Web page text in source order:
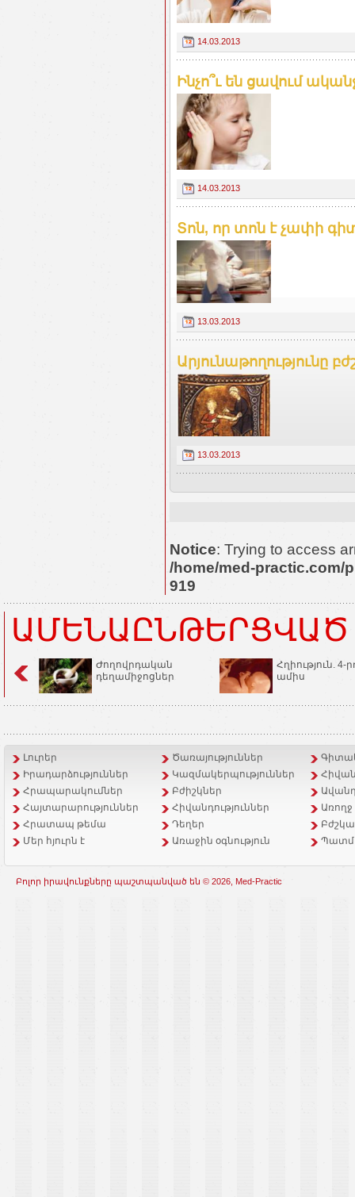
14.03.2013
Ինչո՞ւ են ցավում
14.03.2013
Տոն, որ տոն է չափի
13.03.2013
Արյունաթողությունը
13.03.2013
Notice: Trying to access
/home/med-
919
Ժողովրդական
դեղամիջոցներ
Հղիություն. 4-
ամիս
Լուրեր Ծառայություններ
Իրադարձություններ
Կազմակերպություններ
Հրապարակումներ
Բժիշկներ
Հայտարարություններ
Հիվանդություններ
Հրատապ թեմա
Դեղեր
Մեր հյուրն է
Առաջին օգնություն
Բոլոր իրավունքները պաշտպանված են © 2026, Med-Practic